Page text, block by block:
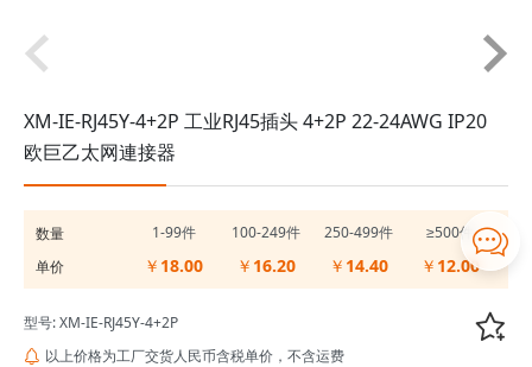

XM-IE-RJ45Y-4+2P 工业RJ45插头 4+2P 22-24AWG IP20
欧巨乙太网連接器
数量 1-99件 100-249件 250-499件
≥500件
单价
￥18.00 ￥16.20 ￥14.40 ￥12.00

型号: XM-IE-RJ45Y-4+2P
 以上价格为工厂交货人民币含税单价，不含运费